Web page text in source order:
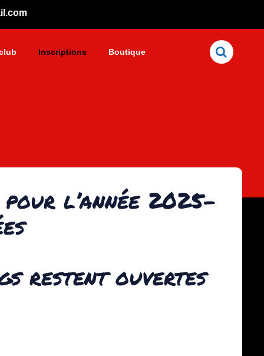
Inscriptions Boutique
l’année 2025-
restent ouvertes